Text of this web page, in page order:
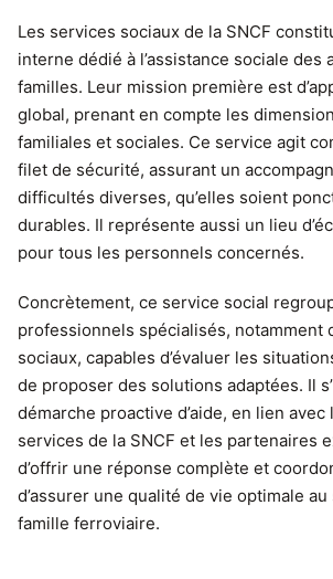
Les services sociaux de la SNCF
interne dédié à l’assistance sociale des
familles. Leur mission première est
global, prenant en compte les
familiales et sociales. Ce service agit
filet de sécurité, assurant un
difficultés diverses, qu’elles soient
durables. Il représente aussi un lieu
pour tous les personnels concernés.
Concrètement, ce service social
professionnels spécialisés, notamment
sociaux, capables d’évaluer les
de proposer des solutions adaptées. Il
démarche proactive d’aide, en lien avec
services de la SNCF et les partenaires
d’offrir une réponse complète et
d’assurer une qualité de vie optimale
famille ferroviaire.